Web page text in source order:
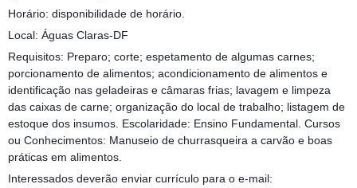
Horário: disponibilidade de horário.
Local: Águas Claras-DF
Requisitos: Preparo; corte; espetamento de algumas carnes;
porcionamento de alimentos; acondicionamento de alimentos e
identificação nas geladeiras e câmaras frias; lavagem e limpeza
das caixas de carne; organização do local de trabalho; listagem de
estoque dos insumos. Escolaridade: Ensino Fundamental. Cursos
ou Conhecimentos: Manuseio de churrasqueira a carvão e boas
práticas em alimentos.
Interessados deverão enviar currículo para o e-mail: